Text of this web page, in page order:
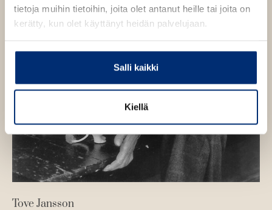
tietoja muihin tietoihin, joita olet antanut heille tai joita on
kerätty, kun olet käyttänyt heidän palvelujaan.
Salli kaikki
Kiellä
Tove Jansson